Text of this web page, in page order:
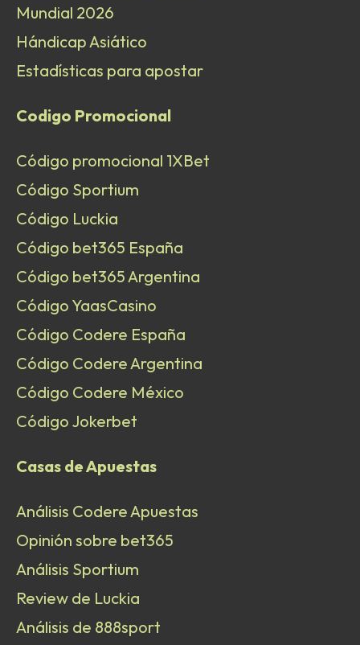
Mundial 2026
Hándicap Asiático
Estadísticas para apostar
Codigo Promocional
Código promocional 1XBet
Código Sportium
Código Luckia
Código bet365 España
Código bet365 Argentina
Código YaasCasino
Código Codere España
Código Codere Argentina
Código Codere México
Código Jokerbet
Casas de Apuestas
Análisis Codere Apuestas
Opinión sobre bet365
Análisis Sportium
Review de Luckia
Análisis de 888sport